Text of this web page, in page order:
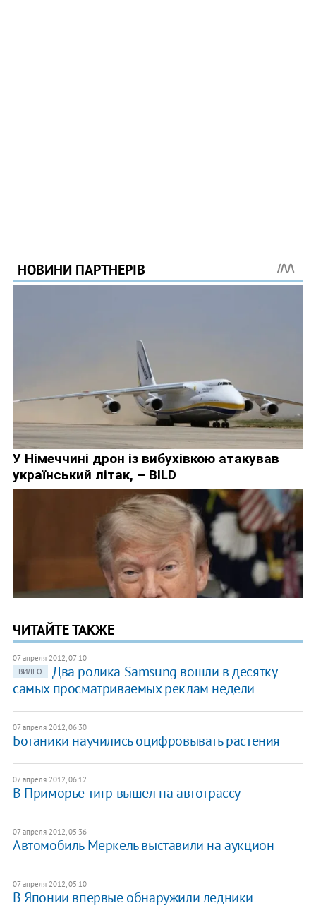
ЧИТАЙТЕ ТАКЖЕ
07 апреля 2012, 07:10
ВИДЕО
Два ролика Samsung вошли в десятку
самых просматриваемых реклам недели
07 апреля 2012, 06:30
Ботаники научились оцифровывать растения
07 апреля 2012, 06:12
В Приморье тигр вышел на автотрассу
07 апреля 2012, 05:36
Автомобиль Меркель выставили на аукцион
07 апреля 2012, 05:10
В Японии впервые обнаружили ледники